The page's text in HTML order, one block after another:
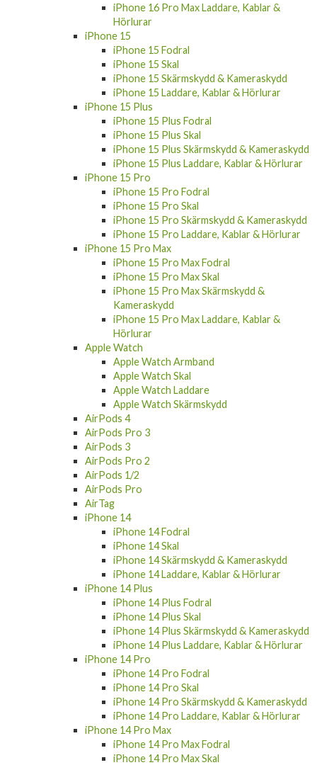
Hörlurar
iPhone 15
iPhone 15 Fodral
iPhone 15 Skal
iPhone 15 Skärmskydd & Kameraskydd
iPhone 15 Laddare, Kablar & Hörlurar
iPhone 15 Plus
iPhone 15 Plus Fodral
iPhone 15 Plus Skal
iPhone 15 Plus Skärmskydd & Kameraskydd
iPhone 15 Plus Laddare, Kablar & Hörlurar
iPhone 15 Pro
iPhone 15 Pro Fodral
iPhone 15 Pro Skal
iPhone 15 Pro Skärmskydd & Kameraskydd
iPhone 15 Pro Laddare, Kablar & Hörlurar
iPhone 15 Pro Max
iPhone 15 Pro Max Fodral
iPhone 15 Pro Max Skal
iPhone 15 Pro Max Skärmskydd &
Kameraskydd
iPhone 15 Pro Max Laddare, Kablar &
Hörlurar
Apple Watch
Apple Watch Armband
Apple Watch Skal
Apple Watch Laddare
Apple Watch Skärmskydd
AirPods 4
AirPods Pro 3
AirPods 3
AirPods Pro 2
AirPods 1/2
AirPods Pro
AirTag
iPhone 14
iPhone 14 Fodral
iPhone 14 Skal
iPhone 14 Skärmskydd & Kameraskydd
iPhone 14 Laddare, Kablar & Hörlurar
iPhone 14 Plus
iPhone 14 Plus Fodral
iPhone 14 Plus Skal
iPhone 14 Plus Skärmskydd & Kameraskydd
iPhone 14 Plus Laddare, Kablar & Hörlurar
iPhone 14 Pro
iPhone 14 Pro Fodral
iPhone 14 Pro Skal
iPhone 14 Pro Skärmskydd & Kameraskydd
iPhone 14 Pro Laddare, Kablar & Hörlurar
iPhone 14 Pro Max
iPhone 14 Pro Max Fodral
iPhone 14 Pro Max Skal
iPhone 14 Pro Max Skärmskydd &